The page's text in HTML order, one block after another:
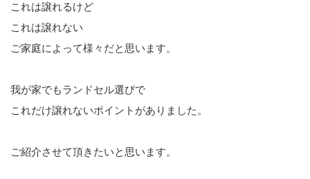
これは譲れるけど
これは譲れない
ご家庭によって様々だと思います。
我が家でもランドセル選びで
これだけ譲れないポイントがありました。
ご紹介させて頂きたいと思います。